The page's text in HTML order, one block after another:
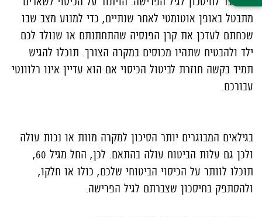
מתבטל באופן אוטומטי לאחר שנתיים, כדי למנוע מצב שבו
שכחתם לעדכן את קרן הפנסיה שהתחתנתם או שנולד לכם
ילד ולהבטיח שתהיו מכוסים במקרה הצורך. תוכלו להגיש
תמיד בקשה חוזרת לביטול הכיסוי אם הוא עדיין אינו רלוונטי
עבורכם.
בגילאים המבוגרים יותר הסיכון למקרה מוות או נכות עולה
ולכן גם עלות הביטוח עולה בהתאם. לכן, החל מגיל 60,
תוכלו לוותר על הכיסוי הביטוחי שלכם, כולו או חלקו,
ולהסתפק בחיסכון שצברתם לגיל הפרישה.